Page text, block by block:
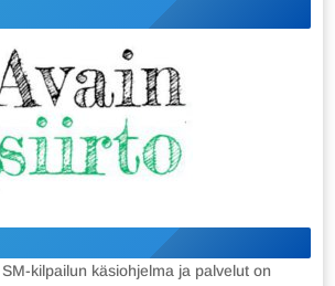
kilpailun käsiohjelma ja palvelut on